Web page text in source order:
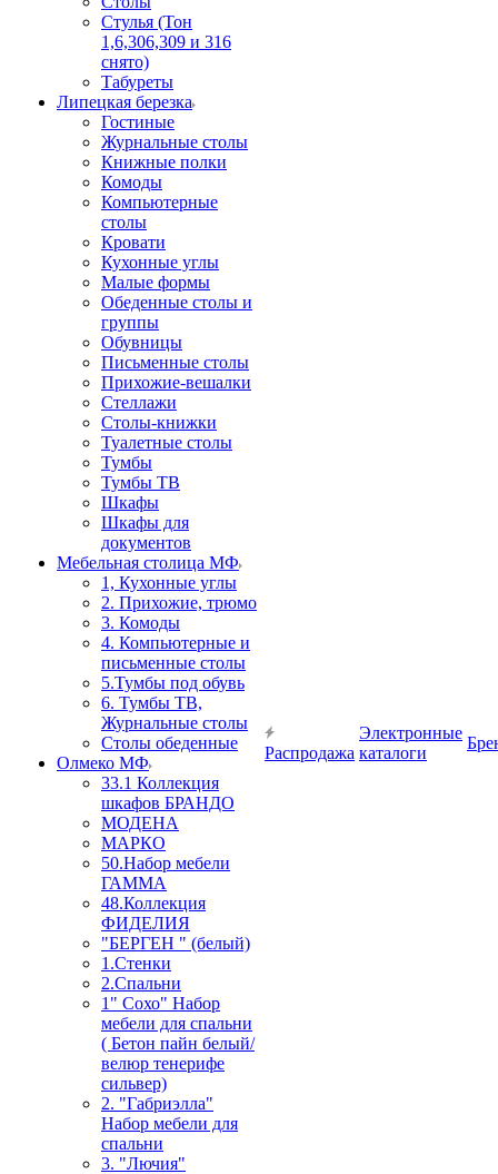
Стулья (Тон
1,6,306,309 и 316
снято)
Табуреты
Липецкая березка
Гостиные
Журнальные столы
Книжные полки
Комоды
Компьютерные
столы
Кровати
Кухонные углы
Малые формы
Обеденные столы и
группы
Обувницы
Письменные столы
Прихожие-вешалки
Стеллажи
Столы-книжки
Туалетные столы
Тумбы
Тумбы ТВ
Шкафы
Шкафы для
документов
Мебельная столица МФ
1, Кухонные углы
2. Прихожие, трюмо
3. Комоды
4. Компьютерные и
письменные столы
5.Тумбы под обувь
6. Тумбы ТВ,
Журнальные столы
Столы обеденные
Олмеко МФ
33.1 Коллекция
шкафов БРАНДО
МОДЕНА
МАРКО
50.Набор мебели
ГАММА
48.Коллекция
ФИДЕЛИЯ
"БЕРГЕН " (белый)
1.Стенки
2.Спальни
1" Сохо" Набор
мебели для спальни
( Бетон пайн белый/
велюр тенерифе
сильвер)
2. "Габриэлла"
Набор мебели для
спальни
3. "Лючия"
Распродажа
Электронные
каталоги